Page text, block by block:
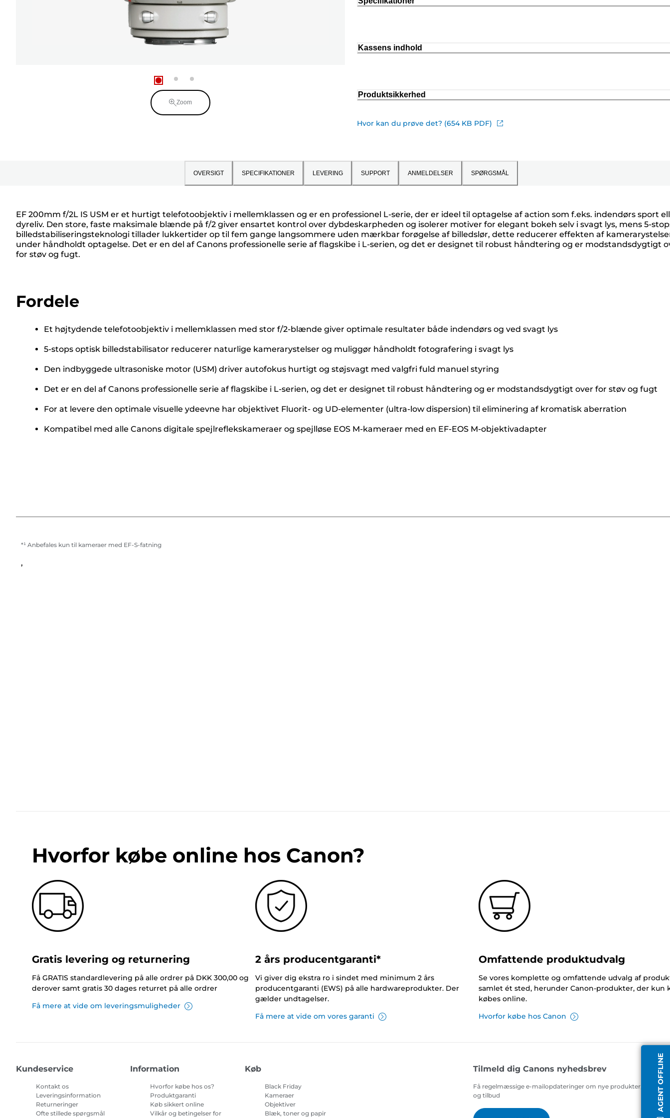
Zoom
Kassens indhold
Produktsikkerhed
Hvor kan du prøve det? (654 KB PDF)
OVERSIGT SPECIFIKATIONER LEVERING SUPPORT ANMELDELSER SPØRGSMÅL
EF 200mm f/2L IS USM er et hurtigt telefotoobjektiv i mellemklassen og er en professionel L-serie, der er ideel til optagelse af action som f.eks. indendørs sport
dyreliv. Den store, faste maksimale blænde på f/2 giver ensartet kontrol over dybdeskarpheden og isolerer motiver for elegant bokeh selv i svagt lys, mens 5-
billedstabiliseringsteknologi tillader lukkertider op til fem gange langsommere uden mærkbar forøgelse af billedslør, dette reducerer effekten af
under håndholdt optagelse. Det er en del af Canons professionelle serie af flagskibe i L-serien, og det er designet til robust håndtering og er modstandsdygtigt
for støv og fugt.
Fordele
Et højtydende telefotoobjektiv i mellemklassen med stor f/2-blænde giver optimale resultater både indendørs og ved svagt lys
5-stops optisk billedstabilisator reducerer naturlige kamerarystelser og muliggør håndholdt fotografering i svagt lys
Den indbyggede ultrasoniske motor (USM) driver autofokus hurtigt og støjsvagt med valgfri fuld manuel styring
Det er en del af Canons professionelle serie af flagskibe i L-serien, og det er designet til robust håndtering og er modstandsdygtigt over for støv og fugt
For at levere den optimale visuelle ydeevne har objektivet Fluorit- og UD-elementer (ultra-low dispersion) til eliminering af kromatisk aberration
Kompatibel med alle Canons digitale spejlreflekskameraer og spejlløse EOS M-kameraer med en EF-EOS M-objektivadapter
*¹ Anbefales kun til kameraer med EF-S-fatning
,
AGENT OFFLINE
Hvorfor købe online hos Canon?
Gratis levering og returnering
Få GRATIS standardlevering på alle ordrer på DKK 300,00 og
derover samt gratis 30 dages returret på alle ordrer
Få mere at vide om leveringsmuligheder
2 års producentgaranti*
Vi giver dig ekstra ro i sindet med minimum 2 års
producentgaranti (EWS) på alle hardwareprodukter. Der
gælder undtagelser.
Få mere at vide om vores garanti
Omfattende produktudvalg
Se vores komplette og omfattende udvalg af
samlet ét sted, herunder Canon-produkter, der kun
købes online.
Hvorfor købe hos Canon
Kundeservice
Kontakt os
Leveringsinformation
Returneringer
Ofte stillede spørgsmål
Information
Hvorfor købe hos os?
Produktgaranti
Køb sikkert online
Vilkår og betingelser for
Køb
Black Friday
Kameraer
Objektiver
Blæk, toner og papir
Tilmeld dig Canons nyhedsbrev
Få regelmæssige e-mailopdateringer om nye produkter, nyttige
og tilbud